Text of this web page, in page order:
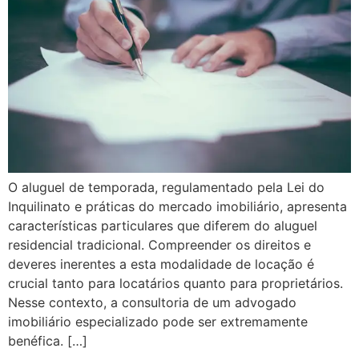
O aluguel de temporada, regulamentado pela Lei do
Inquilinato e práticas do mercado imobiliário, apresenta
características particulares que diferem do aluguel
residencial tradicional. Compreender os direitos e
deveres inerentes a esta modalidade de locação é
crucial tanto para locatários quanto para proprietários.
Nesse contexto, a consultoria de um advogado
imobiliário especializado pode ser extremamente
benéfica. […]